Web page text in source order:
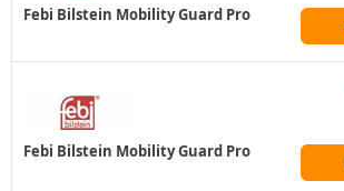
Febi Bilstein Mobility Guard Pro
Febi Bilstein Mobility Guard Pro